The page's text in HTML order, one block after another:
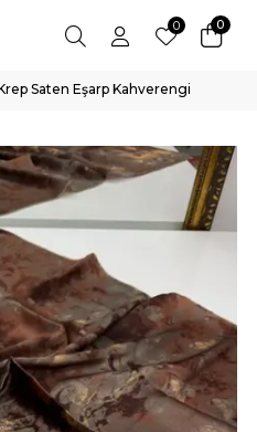
0
0
Saten Eşarp Kahverengi